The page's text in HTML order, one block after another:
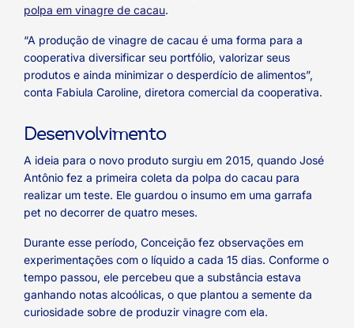
polpa em vinagre de cacau.
“A produção de vinagre de cacau é uma forma para a
cooperativa diversificar seu portfólio, valorizar seus
produtos e ainda minimizar o desperdício de alimentos”,
conta Fabiula Caroline, diretora comercial da cooperativa.
Desenvolvimento
A ideia para o novo produto surgiu em 2015, quando José
Antônio fez a primeira coleta da polpa do cacau para
realizar um teste. Ele guardou o insumo em uma garrafa
pet no decorrer de quatro meses.
Durante esse período, Conceição fez observações em
experimentações com o líquido a cada 15 dias. Conforme o
tempo passou, ele percebeu que a substância estava
ganhando notas alcoólicas, o que plantou a semente da
curiosidade sobre de produzir vinagre com ela.